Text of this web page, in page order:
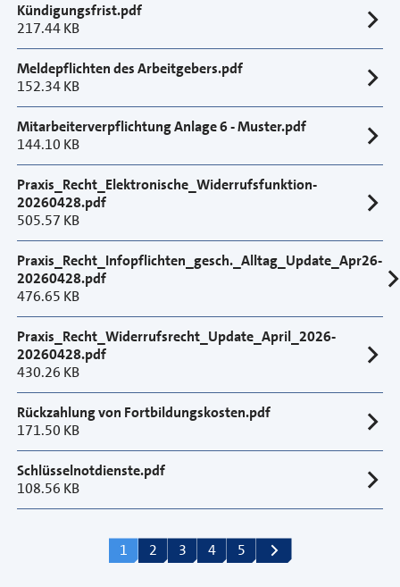
Kündigungsfrist.pdf
217.44 KB
Meldepflichten des Arbeitgebers.pdf
152.34 KB
Mitarbeiterverpflichtung Anlage 6 - Muster.pdf
144.10 KB
Praxis_Recht_Elektronische_Widerrufsfunktion-
20260428.pdf
505.57 KB
Praxis_Recht_Infopflichten_gesch._Alltag_Update_Apr26-
20260428.pdf
476.65 KB
Praxis_Recht_Widerrufsrecht_Update_April_2026-
20260428.pdf
430.26 KB
Rückzahlung von Fortbildungskosten.pdf
171.50 KB
Schlüsselnotdienste.pdf
108.56 KB
search_pagination_label
1 2 3 4 5